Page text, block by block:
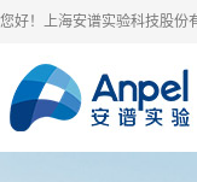
您好！上海安谱实验科技股份